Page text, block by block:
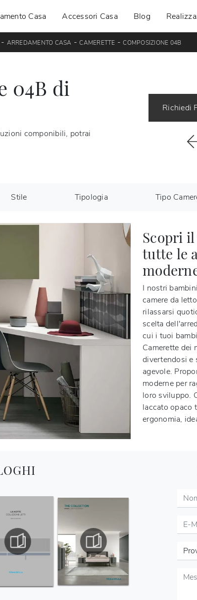
Casa Accessori Casa Blog
ARREDAMENTO CASA -CAMERETTE -COMPOSIZIONE 04B
04B di
componibili, potrai
Richiedi
Stile Tipologia Tipo
Scopri
tutte le
I nostri
camere da
rilassarsi
scelta
cui i tuoi
Camerette dei
divertendosi e
agevole.
moderne per
loro sviluppo.
laccato opaco
ergonomia,